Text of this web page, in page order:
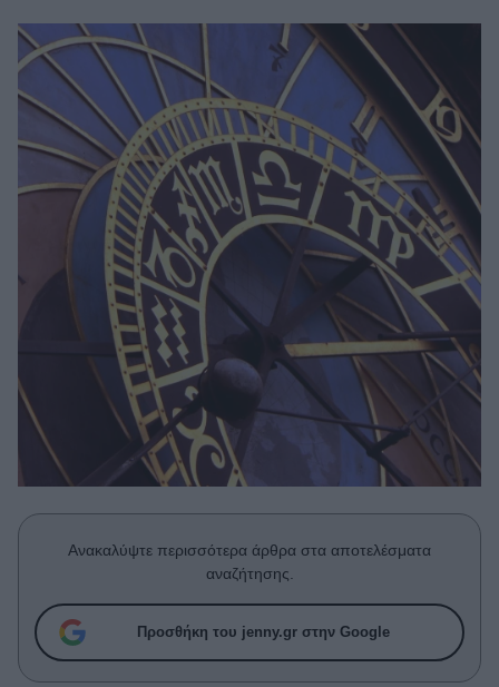
Skincare
Μαλλιά - Νύχια
Μακιγιάζ
Beauty News
Well being
Υγεία + Διατροφή
Σχέσεις & Σεξ
Woman Power
Parenting
Working Girl
Real Women
Πρόσωπα
Συνεντεύξεις
Who
True Stories
Ανακαλύψτε περισσότερα άρθρα στα αποτελέσματα
αναζήτησης.
Προσθήκη του jenny.gr στην Google